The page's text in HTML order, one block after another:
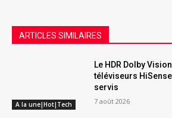
ARTICLES SIMILAIRES
A la une|Hot|Tech
Le HDR Dolby
téléviseurs
servis
7 août 2026